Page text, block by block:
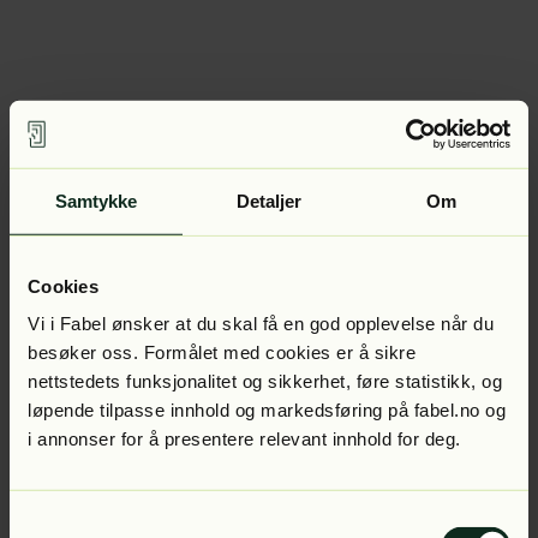
Samtykke Detaljer Om
Cookies
Vi i Fabel ønsker at du skal få en god opplevelse når du
besøker oss. Formålet med cookies er å sikre
nettstedets funksjonalitet og sikkerhet, føre statistikk, og
løpende tilpasse innhold og markedsføring på fabel.no og
i annonser for å presentere relevant innhold for deg.